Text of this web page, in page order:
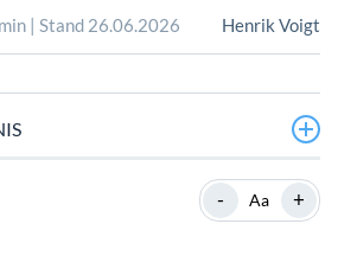
| Stand 26.06.2026 Henrik Voigt
Mini-SpaceX werden
- Aa +